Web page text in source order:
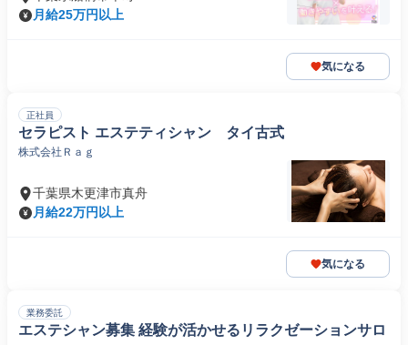
月給25万円以上
気になる
正社員
セラピスト エステティシャン タイ古式
株式会社Ｒａｇ
千葉県木更津市真舟
月給22万円以上
気になる
業務委託
エステシャン募集 経験が活かせるリラクゼーションサロ